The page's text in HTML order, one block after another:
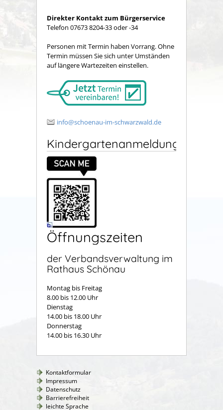
Direkter Kontakt zum Bürgerservice
Telefon 07673 8204-33 oder -34
Personen mit Termin haben Vorrang. Ohne
Termin müssen Sie sich unter Umständen
auf längere Wartezeiten einstellen.
info@schoenau-im-schwarzwald.de
Kindergartenanmeldung
Öffnungszeiten
der Verbandsverwaltung im
Rathaus Schönau
Montag bis Freitag
8.00 bis 12.00 Uhr
Dienstag
14.00 bis 18.00 Uhr
Donnerstag
14.00 bis 16.30 Uhr
Kontaktformular
Impressum
Datenschutz
Barrierefreiheit
leichte Sprache